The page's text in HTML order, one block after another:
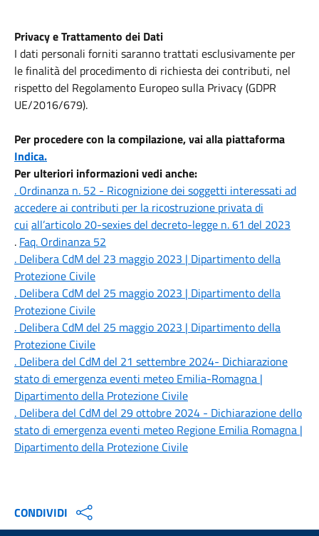
Privacy e Trattamento dei Dati
I dati personali forniti saranno trattati esclusivamente per
le finalità del procedimento di richiesta dei contributi, nel
rispetto del Regolamento Europeo sulla Privacy (GDPR
UE/2016/679).
Per procedere con la compilazione, vai alla piattaforma
Indica.
Per ulteriori informazioni vedi anche:
. Ordinanza n. 52 - Ricognizione dei soggetti interessati ad
accedere ai contributi per la ricostruzione privata di
cui all’articolo 20-sexies del decreto-legge n. 61 del 2023
. Faq. Ordinanza 52
. Delibera CdM del 23 maggio 2023 | Dipartimento della
Protezione Civile
. Delibera CdM del 25 maggio 2023 | Dipartimento della
Protezione Civile
. Delibera CdM del 25 maggio 2023 | Dipartimento della
Protezione Civile
. Delibera del CdM del 21 settembre 2024- Dichiarazione
stato di emergenza eventi meteo Emilia-Romagna |
Dipartimento della Protezione Civile
. Delibera del CdM del 29 ottobre 2024 - Dichiarazione dello
stato di emergenza eventi meteo Regione Emilia Romagna |
Dipartimento della Protezione Civile
CONDIVIDI